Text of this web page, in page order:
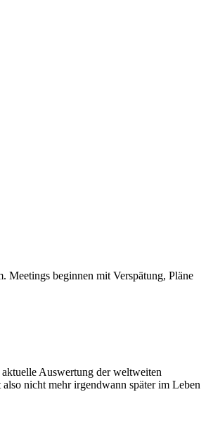
Meetings beginnen mit Verspätung, Pläne
Auswertung der weltweiten
nicht mehr irgendwann später im Leben